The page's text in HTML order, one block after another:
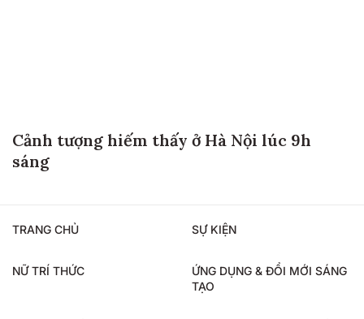
Cảnh tượng hiếm thấy ở Hà Nội lúc 9h
sáng
TRANG CHỦ SỰ KIỆN
NỮ TRÍ THỨC
ỨNG DỤNG & ĐỔI MỚI SÁNG
TẠO